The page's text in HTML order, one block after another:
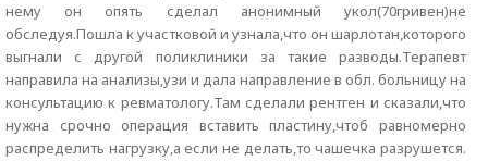
нему он опять сделал анонимный укол(70гривен)не
обследуя.Пошла к участковой и узнала,что он шарлотан,которого
выгнали с другой поликлиники за такие разводы.Терапевт
направила на анализы,узи и дала направление в обл. больницу на
консультацию к ревматологу.Там сделали рентген и сказали,что
нужна срочно операция вставить пластину,чтоб равномерно
распределить нагрузку,а если не делать,то чашечка разрушется.